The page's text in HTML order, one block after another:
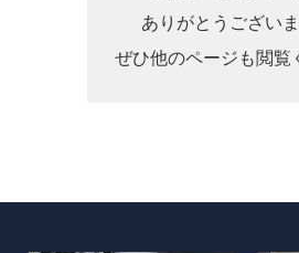
ありがとうございま
ぜひ他のページも閲覧